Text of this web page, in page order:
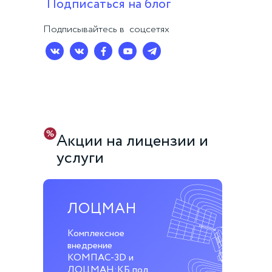
Подписаться на блог
Подписывайтесь в соцсетях
Акции на лицензии и
услуги
ЛОЦМАН
Комплексное
внедрение
КОМПАС-3D и